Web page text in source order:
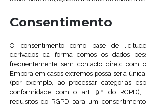
Consentimento
O consentimento como base de licitude
derivados da forma comos os dados
frequentemente sem contacto direto com
Embora em casos extremos possa ser a
(por exemplo, ao processar categorias
conformidade com o art. 9.º do RGPD),
requisitos do RGPD para um